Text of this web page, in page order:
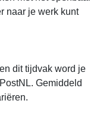
naar je werk kunt
dit tijdvak word je
Gemiddeld